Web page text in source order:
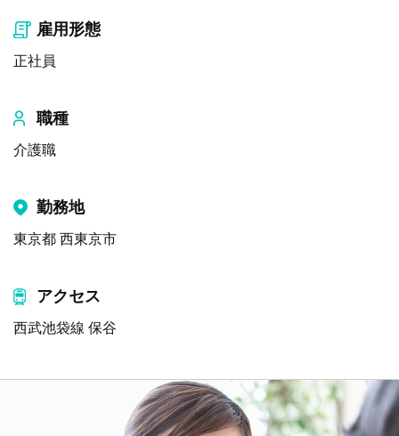
雇用形態
正社員
職種
介護職
勤務地
東京都 西東京市
アクセス
西武池袋線 保谷